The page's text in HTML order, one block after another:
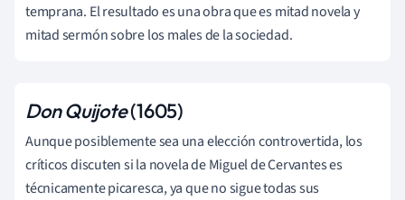
temprana. El resultado es una obra que es mitad novela y
mitad sermón sobre los males de la sociedad.
Don Quijote(1605)
Aunque posiblemente sea una elección controvertida, los
críticos discuten si la novela de Miguel de Cervantes es
técnicamente picaresca, ya que no sigue todas sus